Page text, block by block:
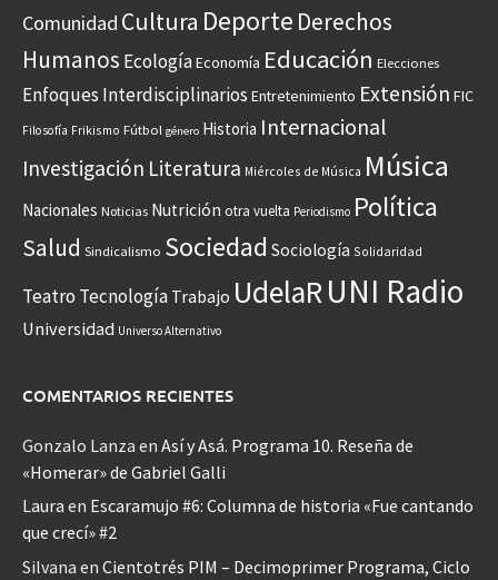
Comunidad Cultura Deporte Derechos
Humanos EcologíaEconomía Educación Elecciones
Enfoques Interdisciplinarios Entretenimiento Extensión FIC
Filosofía Frikismo Fútbol género Historia Internacional
Investigación Literatura Miércoles de Música Música
Nacionales Noticias Nutrición otra vuelta Periodismo Política
Salud Sindicalismo Sociedad Sociología Solidaridad
Teatro Tecnología Trabajo UdelaRUNI Radio
Universidad Universo Alternativo
COMENTARIOS RECIENTES
Gonzalo Lanza en Así y Asá. Programa 10. Reseña de
«Homerar» de Gabriel Galli
Laura en Escaramujo #6: Columna de historia «Fue cantando
que crecí» #2
Silvana en Cientotrés PIM – Decimoprimer Programa, Ciclo